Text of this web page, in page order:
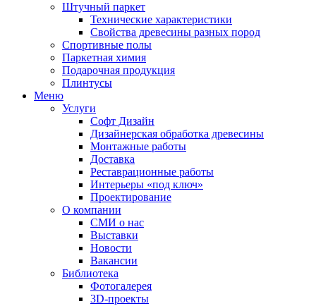
Штучный паркет
Технические характеристики
Свойства древесины разных пород
Спортивные полы
Паркетная химия
Подарочная продукция
Плинтусы
Меню
Услуги
Софт Дизайн
Дизайнерская обработка древесины
Монтажные работы
Доставка
Реставрационные работы
Интерьеры «под ключ»
Проектирование
О компании
СМИ о нас
Выставки
Новости
Вакансии
Библиотека
Фотогалерея
3D-проекты